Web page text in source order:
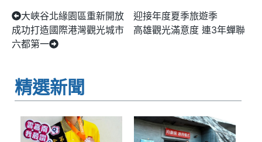
大峽谷北緣園區重新開放 迎接年度夏季旅遊季
成功打造國際港灣觀光城市 高雄觀光滿意度 連3年蟬聯
六都第一
精選新聞